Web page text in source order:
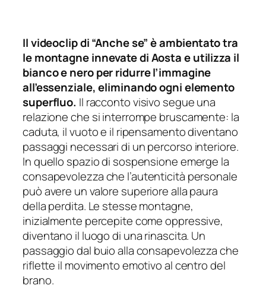
Il videoclip di “Anche se” è ambientato tra
le montagne innevate di Aosta e utilizza il
bianco e nero per ridurre l’immagine
all’essenziale, eliminando ogni elemento
superfluo. Il racconto visivo segue una
relazione che si interrompe bruscamente: la
caduta, il vuoto e il ripensamento diventano
passaggi necessari di un percorso interiore.
In quello spazio di sospensione emerge la
consapevolezza che l’autenticità personale
può avere un valore superiore alla paura
della perdita. Le stesse montagne,
inizialmente percepite come oppressive,
diventano il luogo di una rinascita. Un
passaggio dal buio alla consapevolezza che
riflette il movimento emotivo al centro del
brano.